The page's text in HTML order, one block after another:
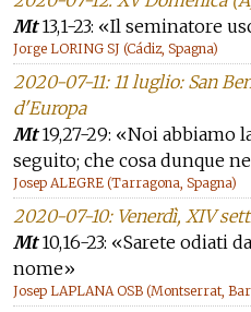
Mt13,1-23: «Il seminatore
Jorge LORING SJ (Cádiz, Spagna)
2020-07-11: 11 luglio: San
d'Europa
Mt19,27-29: «Noi abbiamo
seguito; che cosa dunque
Josep ALEGRE (Tarragona, Spagna)
2020-07-10: Venerdì, XIV
Mt10,16-23: «Sarete odiati
nome»
Josep LAPLANA OSB (Montserrat,